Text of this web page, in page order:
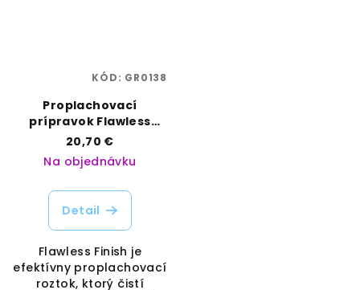
Proplachovací
prípravok Flawless
Finish 1 L | Advanced
Nutrients | Vaporama
20,70 €
Na objednávku
Detail
Flawless Finish je
efektívny proplachovací
roztok, ktorý čistí
KÓD: GR0138